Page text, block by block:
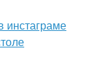
инстаграме